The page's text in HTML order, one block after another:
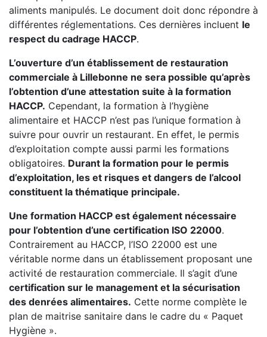
aliments manipulés. Le document doit donc répondre à
différentes réglementations. Ces dernières incluent le
respect du cadrage HACCP.
L’ouverture d’un établissement de restauration
commerciale à Lillebonne ne sera possible qu’après
l’obtention d’une attestation suite à la formation
HACCP. Cependant, la formation à l’hygiène
alimentaire et HACCP n’est pas l’unique formation à
suivre pour ouvrir un restaurant. En effet, le permis
d’exploitation compte aussi parmi les formations
obligatoires. Durant la formation pour le permis
d’exploitation, les et risques et dangers de l’alcool
constituent la thématique principale.
Une formation HACCP est également nécessaire
pour l’obtention d’une certification ISO 22000.
Contrairement au HACCP, l’ISO 22000 est une
véritable norme dans un établissement proposant une
activité de restauration commerciale. Il s’agit d’une
certification sur le management et la sécurisation
des denrées alimentaires. Cette norme complète le
plan de maitrise sanitaire dans le cadre du « Paquet
Hygiène ».